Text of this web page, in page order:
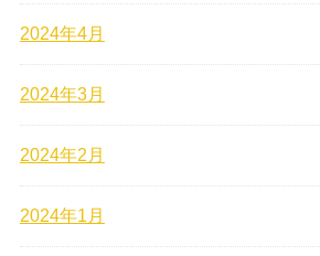
2024年4月
2024年3月
2024年2月
2024年1月